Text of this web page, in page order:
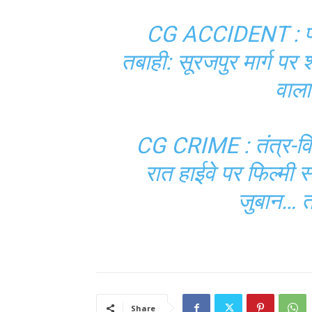
CG ACCIDENT
तबाही: सूरजपुर मार्ग
CG CRIME : ​तंत्र-
रात हाईवे पर
जुबान…
Share